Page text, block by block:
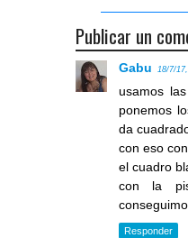
Publicar un
Gabu 18/7/
usamos
ponemos
da
con eso
el cuadro
con la
Responder